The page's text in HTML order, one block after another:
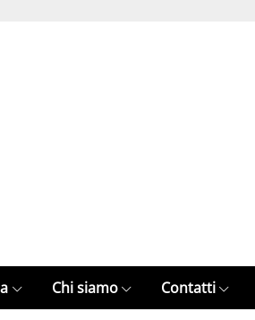
Chi siamo Contatti